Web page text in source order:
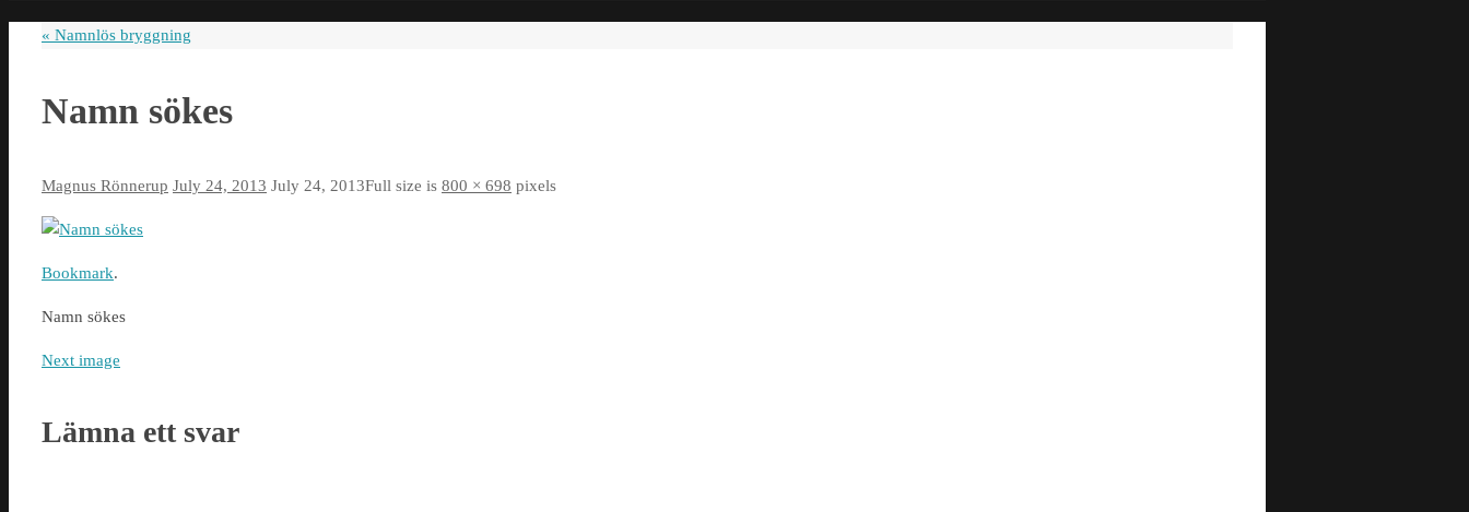
« Namnlös bryggning
Namn sökes
Magnus Rönnerup July 24, 2013 July 24, 2013Full size is 800 × 698 pixels
Bookmark.
Namn sökes
Next image
Lämna ett svar